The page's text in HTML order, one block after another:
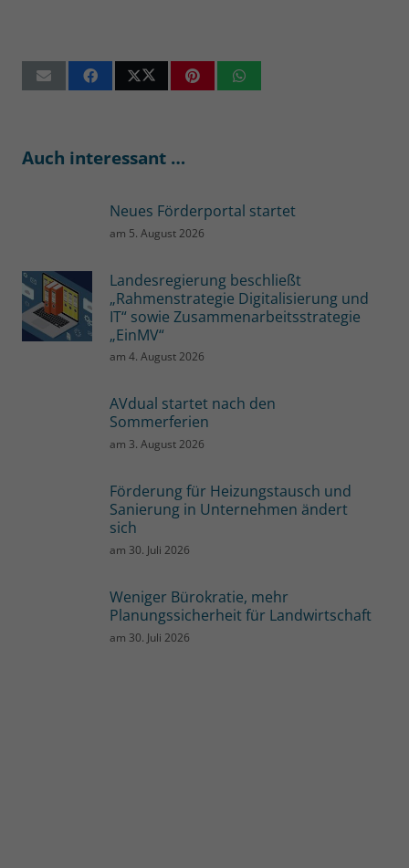
Auch interessant …
Neues Förderportal startet
am 5. August 2026
Landesregierung beschließt
„Rahmenstrategie Digitalisierung und
IT“ sowie Zusammenarbeitsstrategie
„EinMV“
am4. August 2026
AVdual startet nach den
Sommerferien
am 3. August 2026
Förderung für Heizungstausch und
Sanierung in Unternehmen ändert
sich
am 30. Juli 2026
Weniger Bürokratie, mehr
Planungssicherheit für Landwirtschaft
am 30. Juli 2026